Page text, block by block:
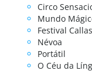
Circo
Mundo
Festival
Névoa
Portátil
O Céu da